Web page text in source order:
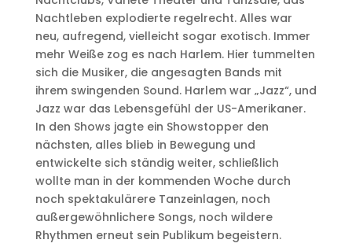
Nachtleben explodierte regelrecht. Alles war
neu, aufregend, vielleicht sogar exotisch. Immer
mehr Weiße zog es nach Harlem. Hier tummelten
sich die Musiker, die angesagten Bands mit
ihrem swingenden Sound. Harlem war „Jazz“, und
Jazz war das Lebensgefühl der US-Amerikaner.
In den Shows jagte ein Showstopper den
nächsten, alles blieb in Bewegung und
entwickelte sich ständig weiter, schließlich
wollte man in der kommenden Woche durch
noch spektakulärere Tanzeinlagen, noch
außergewöhnlichere Songs, noch wildere
Rhythmen erneut sein Publikum begeistern.